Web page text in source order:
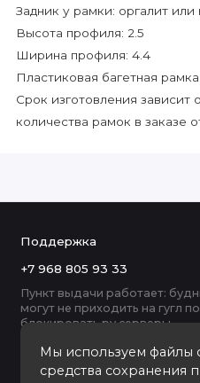
Задник у рамки: оргалит или
Высота профиля: 2.5
Ширина профиля: 4.4
Пластиковая багетная
Срок изготовления зависит
количества рамок в заказе
Мы используем файлы
средства сохранения
Поддержка
+7 968 805 93 33
Пункт выдачи работает:
могут не приходить на гугл
блокировать ру серверы